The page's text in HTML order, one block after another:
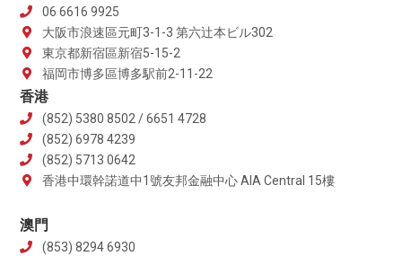
06 6616 9925
大阪市浪速區元町3-1-3 第六辻本ビル302
東京都新宿區新宿5-15-2
福岡市博多區博多駅前2-11-22
香港
(852) 5380 8502 / 6651 4728
(852) 6978 4239
(852) 5713 0642
香港中環幹諾道中1號友邦金融中心 AIA Central 15樓
澳門
(853) 8294 6930